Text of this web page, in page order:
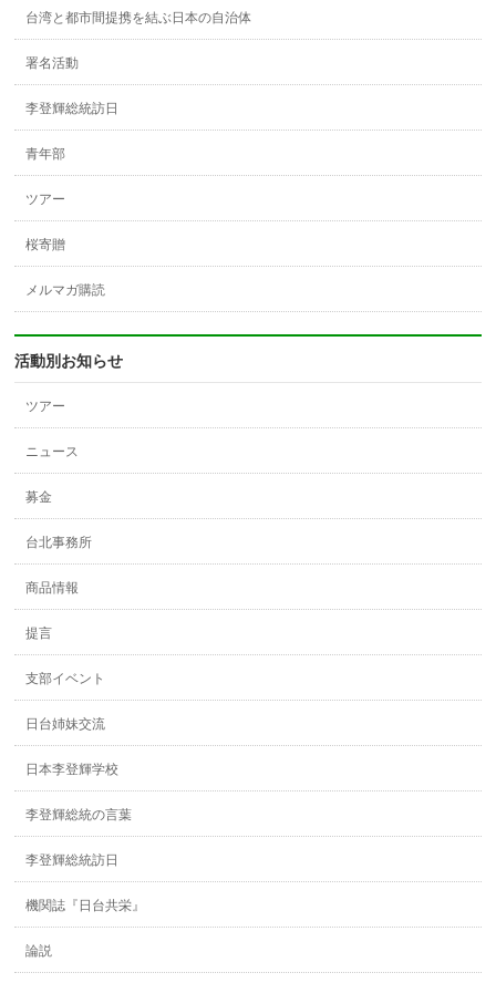
台湾と都市間提携を結ぶ日本の自治体
署名活動
李登輝総統訪日
青年部
ツアー
桜寄贈
メルマガ購読
活動別お知らせ
ツアー
ニュース
募金
台北事務所
商品情報
提言
支部イベント
日台姉妹交流
日本李登輝学校
李登輝総統の言葉
李登輝総統訪日
機関誌『日台共栄』
論説